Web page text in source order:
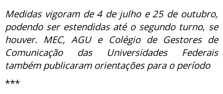
Medidas vigoram de 4 de julho e 25 de outubro,
podendo ser estendidas até o segundo turno, se
houver. MEC, AGU e Colégio de Gestores de
Comunicação das Universidades Federais
também publicaram orientações para o período
***